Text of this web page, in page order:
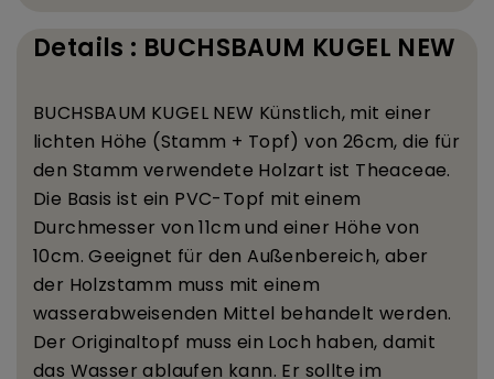
Details : BUCHSBAUM KUGEL NEW
BUCHSBAUM KUGEL NEW Künstlich, mit einer
lichten Höhe (Stamm + Topf) von 26cm, die für
den Stamm verwendete Holzart ist Theaceae.
Die Basis ist ein PVC-Topf mit einem
Durchmesser von 11cm und einer Höhe von
10cm. Geeignet für den Außenbereich, aber
der Holzstamm muss mit einem
wasserabweisenden Mittel behandelt werden.
Der Originaltopf muss ein Loch haben, damit
das Wasser ablaufen kann. Er sollte im